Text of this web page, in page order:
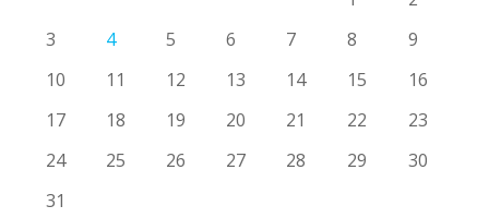
3
4 5 6 7 8
9
10
11 12 13 14 15
16
17
18 19 20 21 22
23
24
25 26 27 28 29
30
31